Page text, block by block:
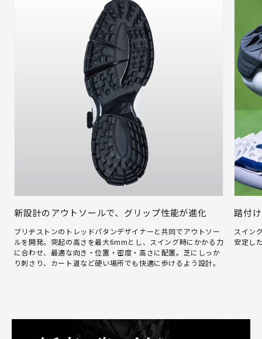
新設計のアウトソールで、グリップ性能が進化
ブリヂストンのトレッドパタンデザイナーと共同でアウトソー
ルを開発。突起の高さを最大6mmとし、スイング時にかかる力
に合わせ、最適な向き・位置・密度・高さに配置。芝にしっか
り刺さり、カート道など硬い場所でも快適に歩けるよう設計。
踏付
スイン
安定し